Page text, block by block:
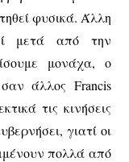
φυσικά. Άλλη
μετά από την
μονάχα, ο
άλλος Francis
τις κινήσεις
γιατί οι
πολλά από